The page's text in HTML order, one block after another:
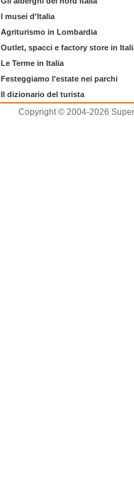
I musei d'Italia
Agriturismo in Lombardia
Outlet, spacci e factory store in
Le Terme in Italia
Festeggiamo l'estate nei parchi
Il dizionario del turista
Copyright © 2004-2026